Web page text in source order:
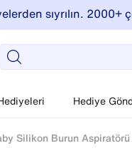
sıyrılın.
Hediye
Silikon Burun Aspiratörü